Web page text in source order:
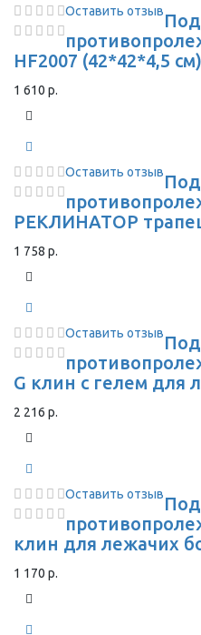
Оставить отзыв
HF2007 (42*42*4,5
1 610 р.
Оставить отзыв
РЕКЛИНАТОР
1 758 р.
Оставить отзыв
G клин с гелем для
2 216 р.
Оставить отзыв
клин для лежачих
1 170 р.